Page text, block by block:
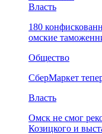
Власть
180
омские
Общество
СберМаркет
Власть
Омск не смог
Козицкого и